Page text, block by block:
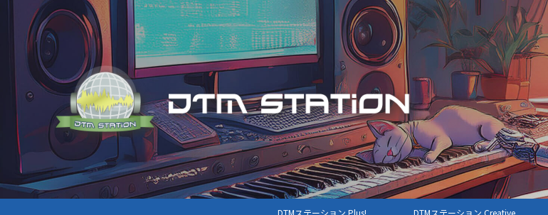
DTMステーション Plus!
DTMステーション Creative